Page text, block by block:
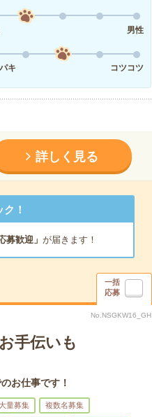
男性
キ
コツコツ
詳しく見る
！
募歓迎」 が届きます！
一括
応募
No.NSGKW16_GH
手伝いも
お仕事です！
量募集 複数名募集